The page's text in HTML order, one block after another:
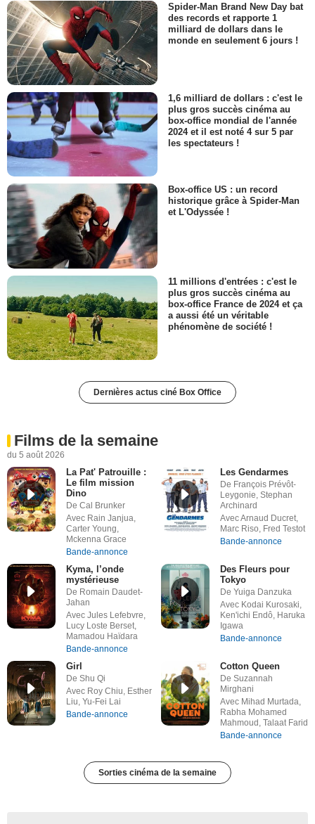
Spider-Man Brand New Day bat
des records et rapporte 1
milliard de dollars dans le
monde en seulement 6 jours !
1,6 milliard de dollars : c'est le
plus gros succès cinéma au
box-office mondial de l'année
2024 et il est noté 4 sur 5 par
les spectateurs !
Box-office US : un record
historique grâce à Spider-Man
et L'Odyssée !
11 millions d'entrées : c'est le
plus gros succès cinéma au
box-office France de 2024 et ça
a aussi été un véritable
phénomène de société !
Dernières actus ciné Box Office
Films de la semaine
du 5 août 2026
La Pat' Patrouille :
Le film mission
Dino
De Cal Brunker
Avec Rain Janjua,
Carter Young,
Mckenna Grace
Bande-annonce
Les Gendarmes
De François Prévôt-
Leygonie, Stephan
Archinard
Avec Arnaud Ducret,
Marc Riso, Fred Testot
Bande-annonce
Kyma, l’onde
mystérieuse
De Romain Daudet-
Jahan
Avec Jules Lefebvre,
Lucy Loste Berset,
Mamadou Haïdara
Bande-annonce
Des Fleurs pour
Tokyo
De Yuiga Danzuka
Avec Kodai Kurosaki,
Ken'ichi Endô, Haruka
Igawa
Bande-annonce
Girl
De Shu Qi
Avec Roy Chiu, Esther
Liu, Yu-Fei Lai
Bande-annonce
Cotton Queen
De Suzannah
Mirghani
Avec Mihad Murtada,
Rabha Mohamed
Mahmoud, Talaat Farid
Bande-annonce
Sorties cinéma de la semaine